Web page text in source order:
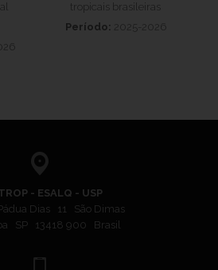
tropicais brasileiras
Período: 2025-2026
- ESALQ - USP
Dias 11 São Dimas
SP 13418 900 Brasil